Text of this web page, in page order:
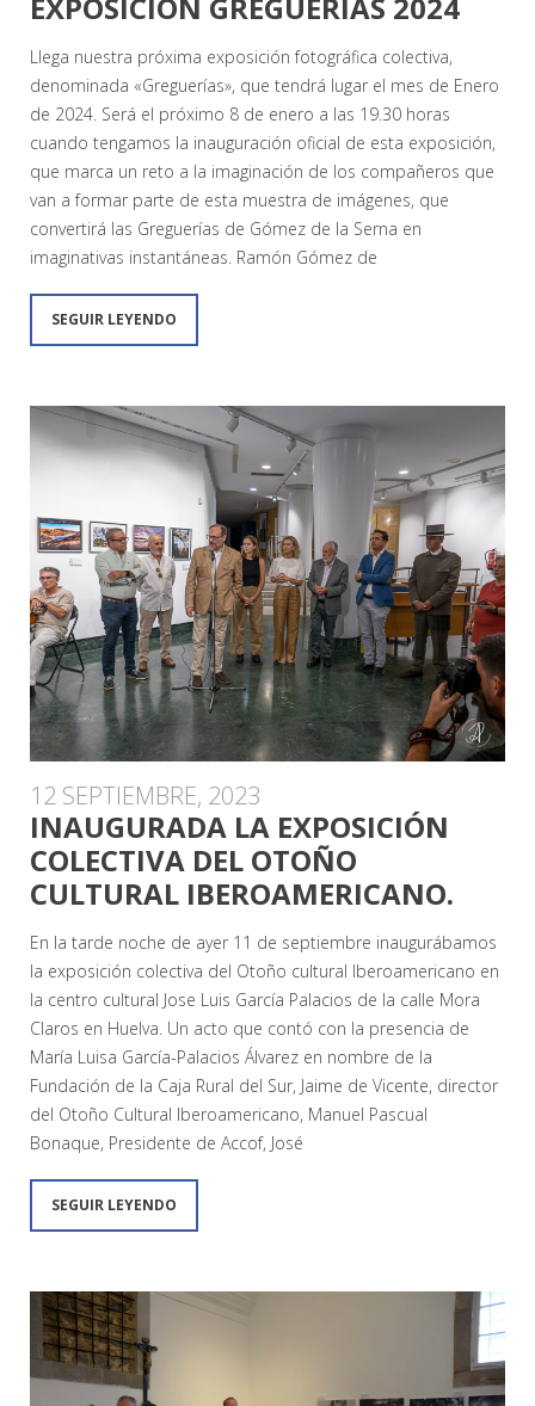
Llega nuestra próxima exposición fotográfica colectiva,
denominada «Greguerías», que tendrá lugar el mes de Enero
de 2024. Será el próximo 8 de enero a las 19.30 horas
cuando tengamos la inauguración oficial de esta exposición,
que marca un reto a la imaginación de los compañeros que
van a formar parte de esta muestra de imágenes, que
convertirá las Greguerías de Gómez de la Serna en
imaginativas instantáneas. Ramón Gómez de
SEGUIR LEYENDO
12 SEPTIEMBRE, 2023
INAUGURADA LA EXPOSICIÓN
COLECTIVA DEL OTOÑO
CULTURAL IBEROAMERICANO.
En la tarde noche de ayer 11 de septiembre inaugurábamos
la exposición colectiva del Otoño cultural Iberoamericano en
la centro cultural Jose Luis García Palacios de la calle Mora
Claros en Huelva. Un acto que contó con la presencia de
María Luisa García-Palacios Álvarez en nombre de la
Fundación de la Caja Rural del Sur, Jaime de Vicente, director
del Otoño Cultural Iberoamericano, Manuel Pascual
Bonaque, Presidente de Accof, José
SEGUIR LEYENDO